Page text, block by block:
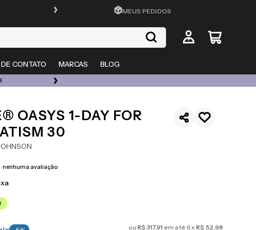
FRETE GRÁTIS EM TODO O SITE
MEUS PEDIDOS
CONTATO MARCAS BLOG
ÓCULOS DE GRAU, SOL E LENTES COM ATÉ 50% OFF + 20% EXTRA
OASYS 1-DAY FOR
30
nenhuma avaliação
ou R$317,91 em até6x R$ 52,98